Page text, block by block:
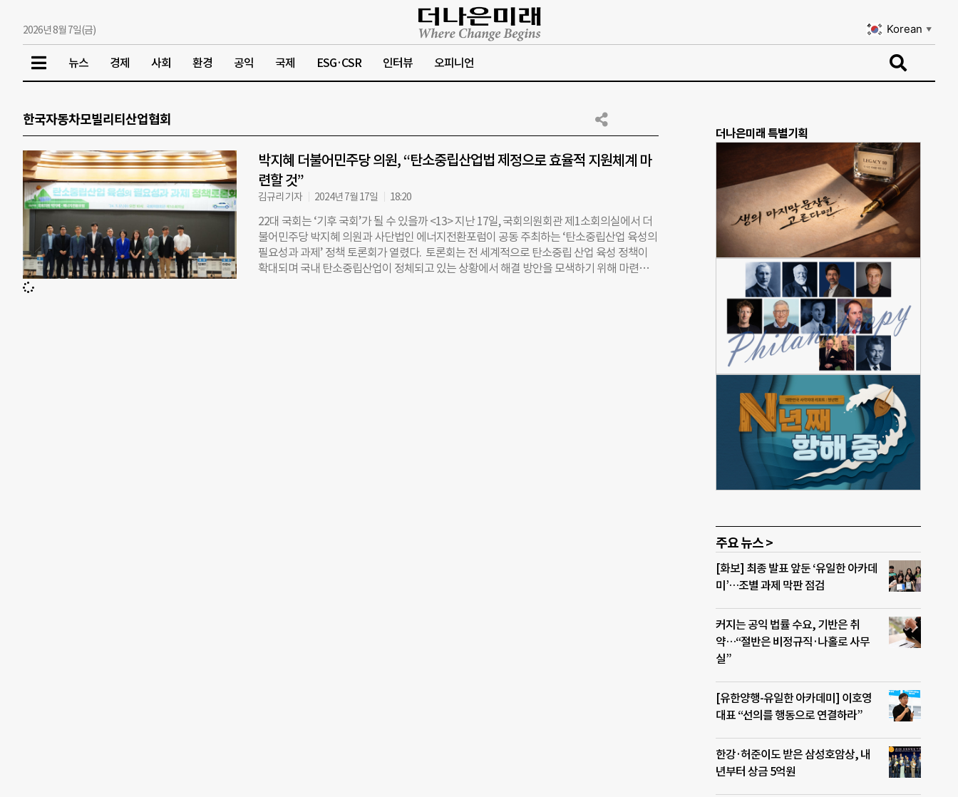
2026년 8월 7일(금) Korean ▼
뉴스 경제 사회 환경 공익 국제 ESG·CSR 인터뷰 오피니언
한국자동차모빌리티산업협회
박지혜 더불어민주당 의원, “탄소중립산업법 제정으로 효율적 지원체계 마
련할 것”
김규리 기자 2024년 7월 17일 18:20
22대 국회는 ‘기후 국회’가 될 수 있을까 <13> 지난 17일, 국회의원회관 제1소회의실에서 더
불어민주당 박지혜 의원과 사단법인 에너지전환포럼이 공동 주최하는 ‘탄소중립산업 육성의
필요성과 과제’ 정책 토론회가 열렸다. 토론회는 전 세계적으로 탄소중립 산업 육성 정책이
확대되며 국내 탄소중립산업이 정체되고 있는 상황에서 해결 방안을 모색하기 위해 마련됐
더나은미래 특별기획
주요 뉴스 >
[화보] 최종 발표 앞둔 ‘유일한 아카데
미’…조별 과제 막판 점검
커지는 공익 법률 수요, 기반은 취
약…“절반은 비정규직·나홀로 사무
실”
[유한양행-유일한 아카데미] 이호영
대표 “선의를 행동으로 연결하라”
한강·허준이도 받은 삼성호암상, 내
년부터 상금 5억원